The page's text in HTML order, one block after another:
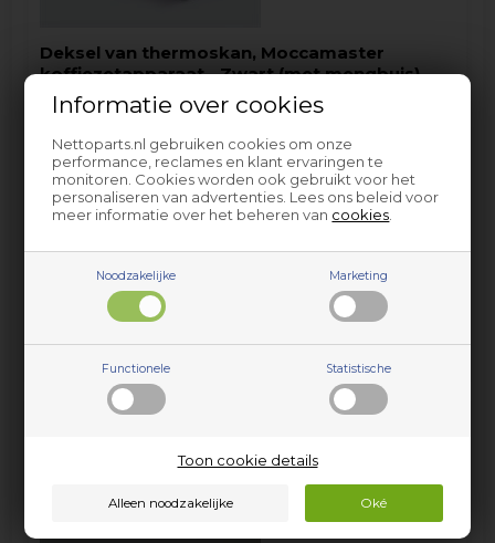
Informatie over cookies
Nettoparts.nl gebruiken cookies om onze
performance, reclames en klant ervaringen te
monitoren. Cookies worden ook gebruikt voor het
personaliseren van advertenties. Lees ons beleid voor
meer informatie over het beheren van cookies
Noodzakelijke Marketing
Functionele Statistische
Toon cookie details
Deksel van thermoskan, Moccamaster
koffiezetapparaat - Zwart (met mengbuis)
Hoogte - 140 mm
Kleur - Zwart
Materiaal - Plastic
KB741T
EUR
Op voorraad (Lev. 2-3 weekdagen.